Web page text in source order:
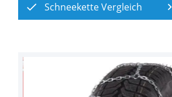
Schneekette Vergleich